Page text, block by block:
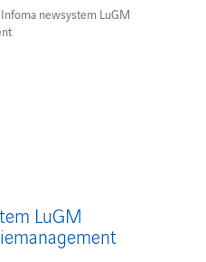
newsystem LuGM
LuGM